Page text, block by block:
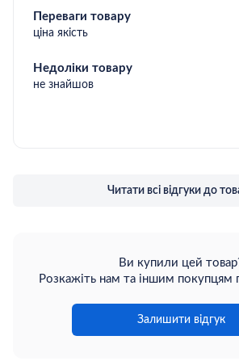
Переваги товару
ціна якість
Недоліки товару
не знайшов
Читати всі відгуки до
Ви купили цей
Розкажіть нам та іншим покупцям
Залишити відгук